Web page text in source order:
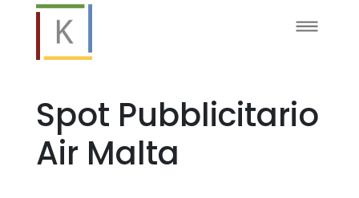
Spot Pubblicitario
Air Malta